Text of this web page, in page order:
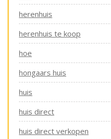
herenhuis
herenhuis te koop
hoe
hongaars huis
huis
huis direct
huis direct verkopen